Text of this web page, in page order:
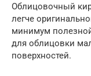
Облицовочный
легче
минимум
для облицовки
поверхностей.